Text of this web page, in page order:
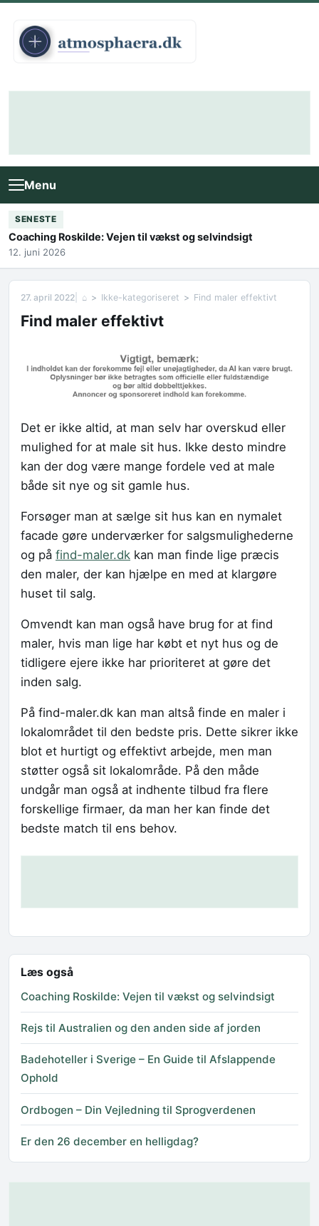
Menu
SENESTE
Coaching Roskilde: Vejen til vækst og selvindsigt
12. juni 2026
27. april 2022 ⌂ Ikke-kategoriseret Find maler effektivt
Find maler effektivt
Det er ikke altid, at man selv har overskud eller
mulighed for at male sit hus. Ikke desto mindre
kan der dog være mange fordele ved at male
både sit nye og sit gamle hus.
Forsøger man at sælge sit hus kan en nymalet
facade gøre underværker for salgsmulighederne
og på find-maler.dk kan man finde lige præcis
den maler, der kan hjælpe en med at klargøre
huset til salg.
Omvendt kan man også have brug for at find
maler, hvis man lige har købt et nyt hus og de
tidligere ejere ikke har prioriteret at gøre det
inden salg.
På find-maler.dk kan man altså finde en maler i
lokalområdet til den bedste pris. Dette sikrer ikke
blot et hurtigt og effektivt arbejde, men man
støtter også sit lokalområde. På den måde
undgår man også at indhente tilbud fra flere
forskellige firmaer, da man her kan finde det
bedste match til ens behov.
Læs også
Coaching Roskilde: Vejen til vækst og selvindsigt
Rejs til Australien og den anden side af jorden
Badehoteller i Sverige – En Guide til Afslappende
Ophold
Ordbogen – Din Vejledning til Sprogverdenen
Er den 26 december en helligdag?